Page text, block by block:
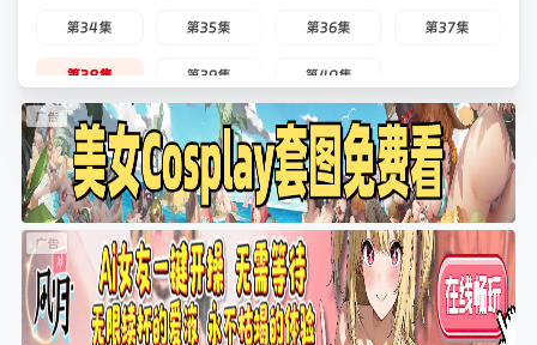
第34集 第35集 第36集 第37集
第38集 第39集 第40集